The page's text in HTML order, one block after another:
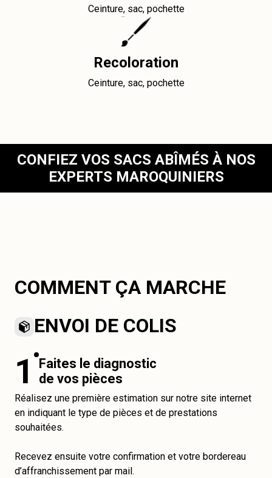
Ceinture, sac, pochette
Recoloration
Ceinture, sac, pochette
CONFIEZ VOS SACS ABÎMÉS À NOS
EXPERTS MAROQUINIERS
COMMENT ÇA MARCHE
ENVOI DE COLIS
1
Faites le diagnostic
de vos pièces
Réalisez une première estimation sur notre site internet
en indiquant le type de pièces et de prestations
souhaitées.
Recevez ensuite votre confirmation et votre bordereau
d’affranchissement par mail.